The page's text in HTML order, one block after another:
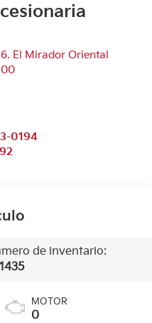
El Mirador Oriental
0194
de inventario:
MOTOR
0